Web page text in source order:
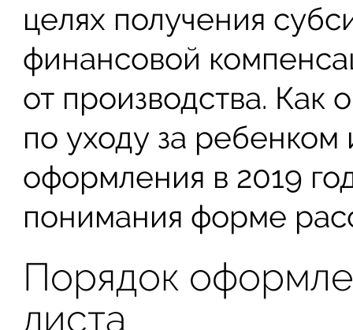
целях получения
финансовой
от производства. Как
по уходу за ребенком
оформления в 2019
понимания форме
Порядок
листа